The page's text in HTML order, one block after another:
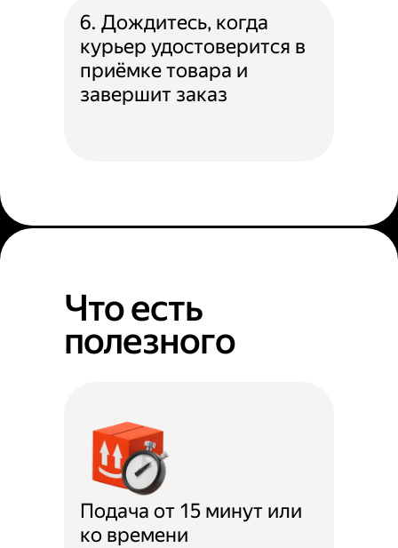
6. Дождитесь, когда
курьер удостоверится в
приёмке товара и
завершит заказ
Что есть
полезного
Подача от 15 минут или
ко времени